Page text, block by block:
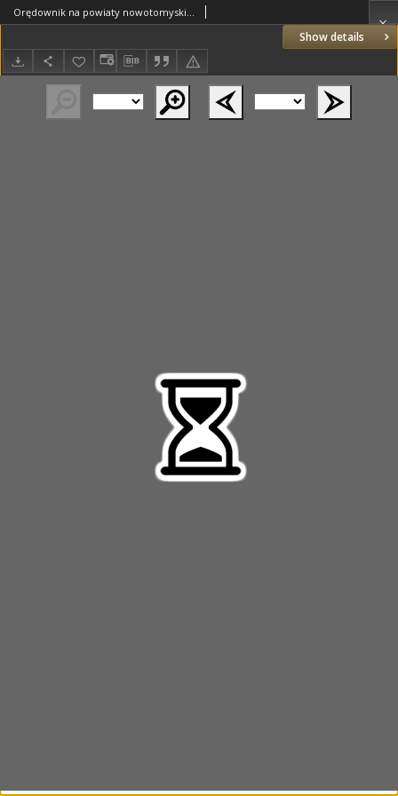
Show details
Orędownik na powiaty nowotomyski i wolsztyński 1937.12.30 R.18 Nr144